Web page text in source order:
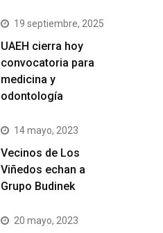
19 septiembre, 2025
UAEH cierra hoy
convocatoria para
medicina y
odontología
14 mayo, 2023
Vecinos de Los
Viñedos echan a
Grupo Budinek
20 mayo, 2023